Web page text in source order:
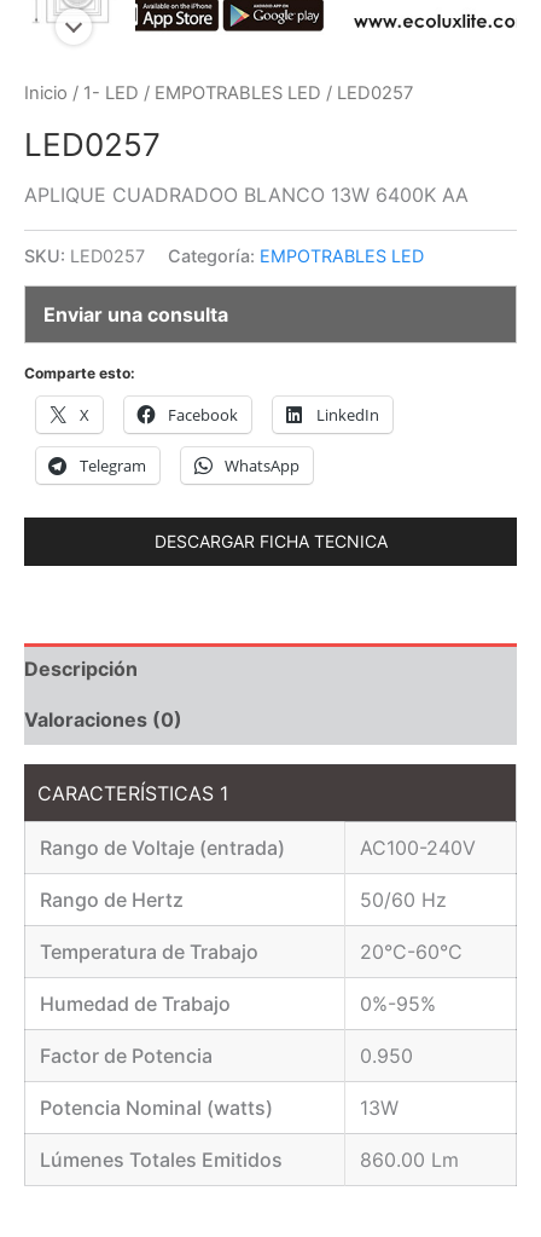
Inicio / 1- LED / EMPOTRABLES LED / LED0257
LED0257
APLIQUE CUADRADOO BLANCO 13W 6400K AA
SKU: LED0257 Categoría: EMPOTRABLES LED
Enviar una consulta
Comparte esto:
X Facebook LinkedIn
Telegram WhatsApp
DESCARGAR FICHA TECNICA
Descripción
Valoraciones (0)
CARACTERÍSTICAS 1
Rango de Voltaje (entrada) AC100-240V
Rango de Hertz 50/60 Hz
Temperatura de Trabajo 20°C-60°C
Humedad de Trabajo 0%-95%
Factor de Potencia 0.950
Potencia Nominal (watts) 13W
Lúmenes Totales Emitidos 860.00 Lm